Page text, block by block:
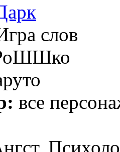
слов
все